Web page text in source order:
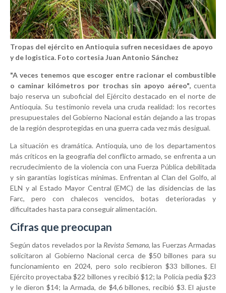
Tropas del ejército en Antioquia sufren necesidaes de apoyo
y de logistica. Foto cortesia Juan Antonio Sánchez
"A veces tenemos que escoger entre racionar el combustible
o caminar kilómetros por trochas sin apoyo aéreo", cuenta
bajo reserva un suboficial del Ejército destacado en el norte de
Antioquia. Su testimonio revela una cruda realidad: los recortes
presupuestales del Gobierno Nacional están dejando a las tropas
de la región desprotegidas en una guerra cada vez más desigual.
La situación es dramática. Antioquia, uno de los departamentos
más críticos en la geografía del conflicto armado, se enfrenta a un
recrudecimiento de la violencia con una Fuerza Pública debilitada
y sin garantías logísticas mínimas. Enfrentan al Clan del Golfo, al
ELN y al Estado Mayor Central (EMC) de las disidencias de las
Farc, pero con chalecos vencidos, botas deterioradas y
dificultades hasta para conseguir alimentación.
Cifras que preocupan
Según datos revelados por la Revista Semana, las Fuerzas Armadas
solicitaron al Gobierno Nacional cerca de $50 billones para su
funcionamiento en 2024, pero solo recibieron $33 billones. El
Ejército proyectaba $22 billones y recibió $12; la Policía pedía $23
y le dieron $14; la Armada, de $4,6 billones, recibió $3. El ajuste